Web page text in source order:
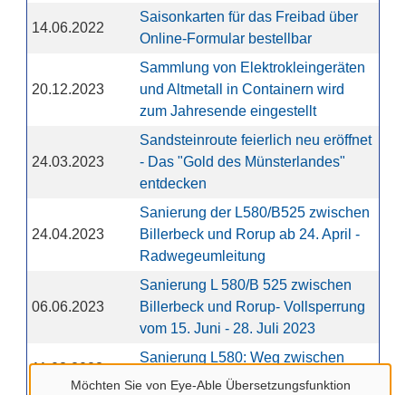
Möchten Sie von Eye-Able Übersetzungsfunktion
14.06.2022
Saisonkarten für das Freibad über
Online-Formular bestellbar
20.12.2023
Sammlung von Elektrokleingeräten
und Altmetall in Containern wird
zum Jahresende eingestellt
24.03.2023
Sandsteinroute feierlich neu eröffnet
- Das "Gold des Münsterlandes"
entdecken
24.04.2023
Sanierung der L580/B525 zwischen
Billerbeck und Rorup ab 24. April -
Radwegeumleitung
06.06.2023
Sanierung L 580/B 525 zwischen
Billerbeck und Rorup- Vollsperrung
vom 15. Juni - 28. Juli 2023
11.08.2023
Sanierung L580: Weg zwischen
Billerbeck und Rorup ab 14.8. frei